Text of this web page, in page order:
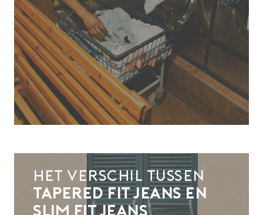
Het verschil tussen
tapered fit jeans en